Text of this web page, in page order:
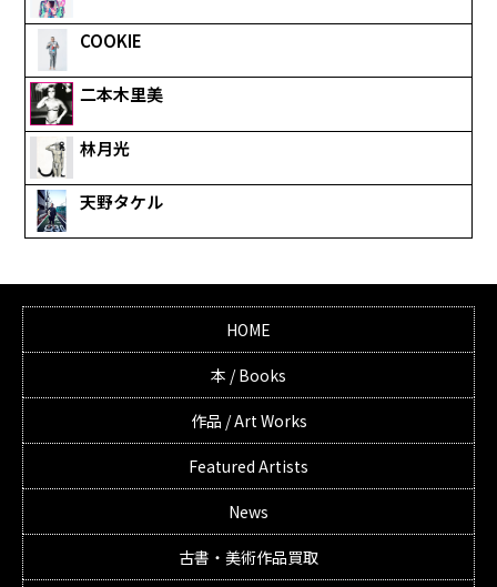
COOKIE
二本木里美
林月光
天野タケル
HOME
本 / Books
作品 / Art Works
Featured Artists
News
古書・美術作品買取